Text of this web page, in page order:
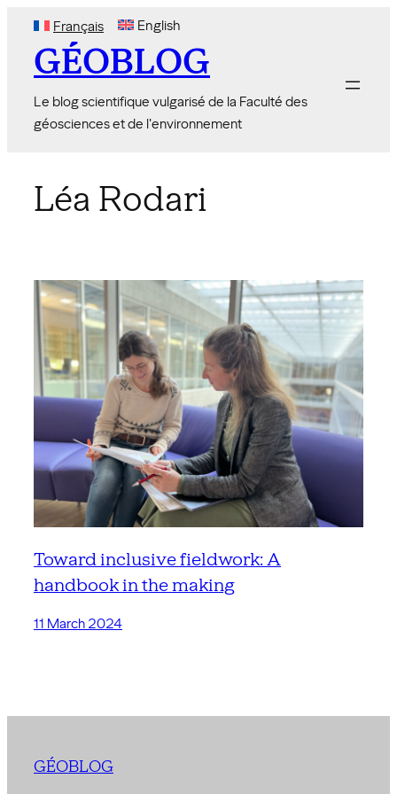
content
Français English
GÉOBLOG
Le blog scientifique vulgarisé de la Faculté des
géosciences et de l'environnement
Léa Rodari
Toward inclusive fieldwork: A
handbook in the making
11 March 2024
GÉOBLOG